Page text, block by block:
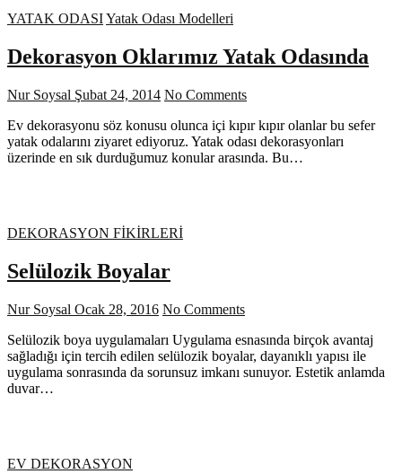
YATAK ODASIYatak Odası Modelleri
Dekorasyon Oklarımız Yatak Odasında
Nur Soysal Şubat 24, 2014 No Comments
Ev dekorasyonu söz konusu olunca içi kıpır kıpır olanlar bu sefer
yatak odalarını ziyaret ediyoruz. Yatak odası dekorasyonları
üzerinde en sık durduğumuz konular arasında. Bu…
DEKORASYON FİKİRLERİ
Selülozik Boyalar
Nur Soysal Ocak 28, 2016 No Comments
Selülozik boya uygulamaları Uygulama esnasında birçok avantaj
sağladığı için tercih edilen selülozik boyalar, dayanıklı yapısı ile
uygulama sonrasında da sorunsuz imkanı sunuyor. Estetik anlamda
duvar…
EV DEKORASYON